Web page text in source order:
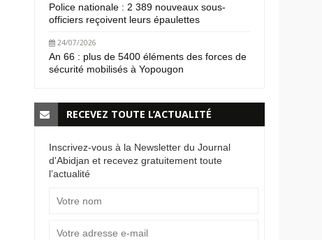
Police nationale : 2 389 nouveaux sous-
officiers reçoivent leurs épaulettes
24/07/2026
An 66 : plus de 5400 éléments des forces de
sécurité mobilisés à Yopougon
RECEVEZ TOUTE L’ACTUALITÉ
Inscrivez-vous à la Newsletter du Journal
d'Abidjan et recevez gratuitement toute
l’actualité